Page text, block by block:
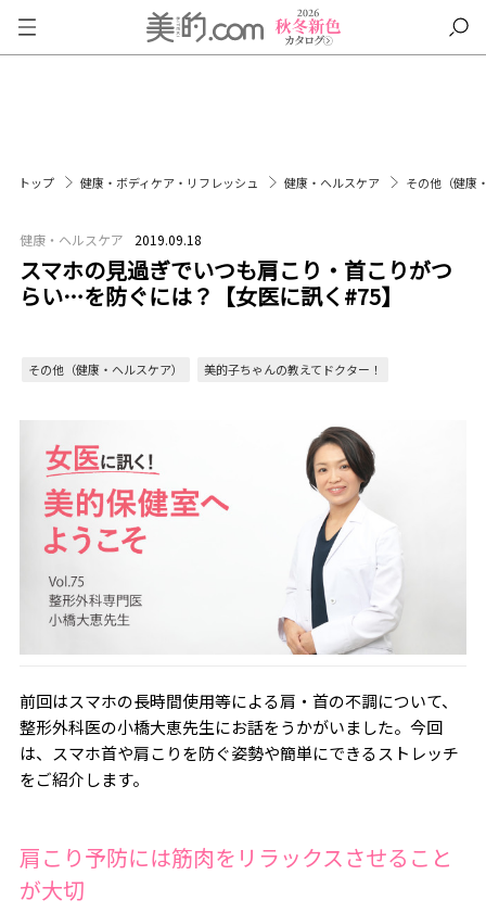
トップ 健康・ボディケア・リフレッシュ 健康・ヘルスケア その他（健康
健康・ヘルスケア 2019.09.18
スマホの見過ぎでいつも肩こり・首こりがつ
らい…を防ぐには？【女医に訊く#75】
その他（健康・ヘルスケア） 美的子ちゃんの教えてドクター！
前回はスマホの長時間使用等による肩・首の不調について、
整形外科医の小橋大恵先生にお話をうかがいました。今回
は、スマホ首や肩こりを防ぐ姿勢や簡単にできるストレッチ
をご紹介します。
肩こり予防には筋肉をリラックスさせること
が大切